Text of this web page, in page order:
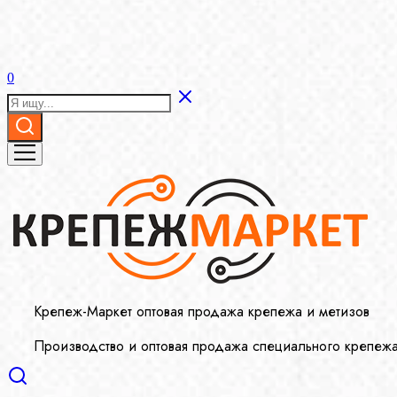
0
Крепеж-Маркет оптовая продажа крепежа и метизов
Производство и оптовая продажа специального